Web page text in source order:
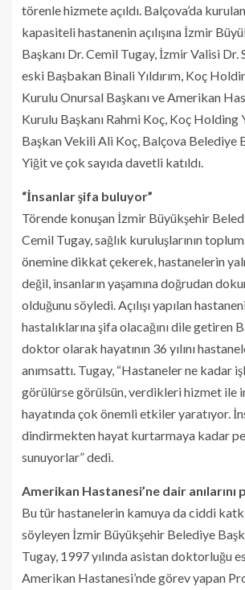
törenle hizmete açıldı. Balçova’da
kapasiteli hastanenin açılışına İzmir
Başkanı Dr. Cemil Tugay, İzmir Valisi Dr.
eski Başbakan Binali Yıldırım, Koç
Kurulu Onursal Başkanı ve Amerikan
Kurulu Başkanı Rahmi Koç, Koç Holding
Başkan Vekili Ali Koç, Balçova Belediye
Yiğit ve çok sayıda davetli katıldı.
“İnsanlar şifa buluyor”
Törende konuşan İzmir Büyükşehir
Cemil Tugay, sağlık kuruluşlarının
önemine dikkat çekerek, hastanelerin
değil, insanların yaşamına doğrudan
olduğunu söyledi. Açılışı yapılan
hastalıklarına şifa olacağını dile getiren
doktor olarak hayatının 36 yılını
anımsattı. Tugay, “Hastaneler ne kadar
görülürse görülsün, verdikleri hizmet ile
hayatında çok önemli etkiler yaratıyor.
dindirmekten hayat kurtarmaya kadar
sunuyorlar” dedi.
Amerikan Hastanesi’ne dair anılarını
Bu tür hastanelerin kamuya da ciddi
söyleyen İzmir Büyükşehir Belediye
Tugay, 1997 yılında asistan doktorluğu
Amerikan Hastanesi’nde görev yapan